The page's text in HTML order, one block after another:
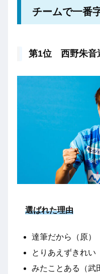
チームで一番
第1位 西野朱音
選ばれた理由
達筆だから（原）
とりあえずきれい
みたことある（武